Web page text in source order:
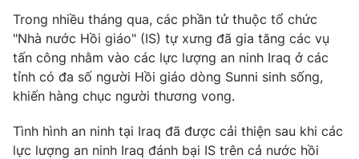
Khán giả
Giải sao mai
Sao
Du lịch
Làm đẹp
Chất lượng cuộc sống
Giáo dục
Tuyển sinh
Học trực tuyến
Công nghệ
Sản phẩm
Giao lưu trực tuyến
Trong nhiều tháng qua, các phần tử thuộc tổ chức
"Nhà nước Hồi giáo" (IS) tự xưng đã gia tăng các vụ
tấn công nhằm vào các lực lượng an ninh Iraq ở các
tỉnh có đa số người Hồi giáo dòng Sunni sinh sống,
khiến hàng chục người thương vong.
Tình hình an ninh tại Iraq đã được cải thiện sau khi các
lực lượng an ninh Iraq đánh bại IS trên cả nước hồi